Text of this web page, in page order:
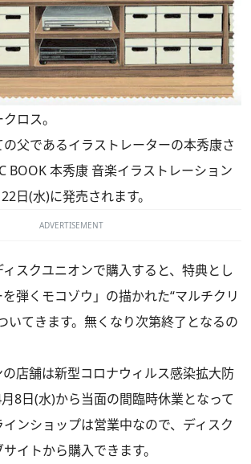
ロス。
父であるイラストレーターの本秀康さ
BOOK 本秀康 音楽イラストレーション
日(水)に発売されます。
ADVERTISEMENT
スクユニオンで購入すると、特典とし
弾くモコゾウ」の描かれた“マルチクリ
いてきます。無くなり次第終了となるの
店舗は新型コロナウィルス感染拡大防
8日(水)から当面の間臨時休業となって
ンショップは営業中なので、ディスク
イトから購入できます。